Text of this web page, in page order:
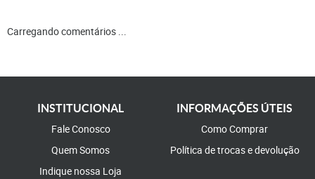
Carregando comentários ...
INSTITUCIONAL
Fale Conosco
Quem Somos
Indique nossa Loja
INFORMAÇÕES ÚTEIS
Como Comprar
Política de trocas e devolução